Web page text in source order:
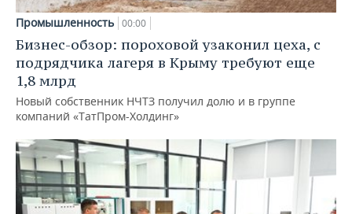
Промышленность 00:00
Бизнес-обзор: пороховой узаконил цеха, с
подрядчика лагеря в Крыму требуют еще
1,8 млрд
Новый собственник НЧТЗ получил долю и в группе
компаний «ТатПром-Холдинг»